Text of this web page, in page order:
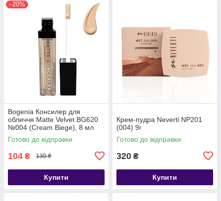
–20%
Bogenia Консилер для
обличчя Matte Velvet BG620
№004 (Cream Biege), 8 мл
Готово до відправки
104 ₴ 130 ₴
Купити
Крем-пудра Neverti NP201
(004) 9г
Готово до відправки
320 ₴
Купити